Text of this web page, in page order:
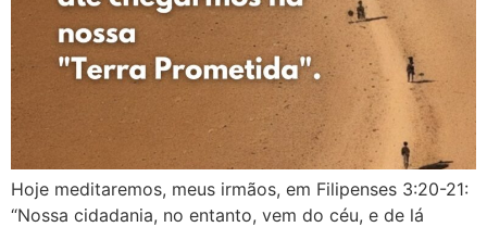
Hoje meditaremos, meus irmãos, em ‭‭Filipenses‬ ‭3:20‭-‬21‬:
“Nossa cidadania, no entanto, vem do céu, e de lá